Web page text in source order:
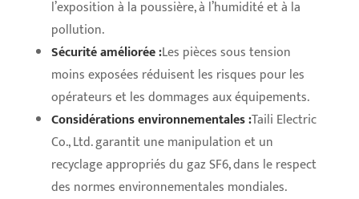
l’exposition à la poussière, à l’humidité et à la
pollution.
Sécurité améliorée :Les pièces sous tension
moins exposées réduisent les risques pour les
opérateurs et les dommages aux équipements.
Considérations environnementales :Taili Electric
Co., Ltd. garantit une manipulation et un
recyclage appropriés du gaz SF6, dans le respect
des normes environnementales mondiales.